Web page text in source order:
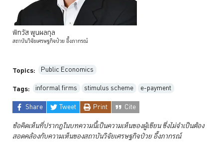
พิทวัสพูนผลกุล
สถาบันวิจัยเศรษฐกิจป๋วยอึ๊งภากรณ์
Topics: Public Economics
Tags: informal firms stimulus scheme
e-payment
Share
Tweet Print Cite
ข้อคิดเห็นที่ปรากฏในบทความนี้เป็นความเห็นของผู้เขียน ซึ่งไม่จำเป็นต้อง
สอดคล้องกับความเห็นของสถาบันวิจัยเศรษฐกิจป๋วยอึ๊งภากรณ์